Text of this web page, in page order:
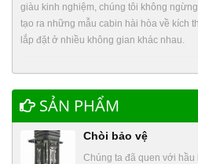
giàu kinh nghiệm, chúng tôi không
tạo ra những mẫu cabin hài hòa về kích
lắp đặt ở nhiều không gian khác nhau.
SẢN PHẨM
Chòi bảo vệ
Chúng ta đã quen với hầu